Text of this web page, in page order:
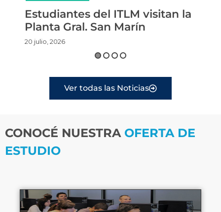
Estudiantes del ITLM visitan la
Planta Gral. San Marín
20 julio, 2026
Ver todas las Noticias
CONOCÉ NUESTRA OFERTA DE
ESTUDIO